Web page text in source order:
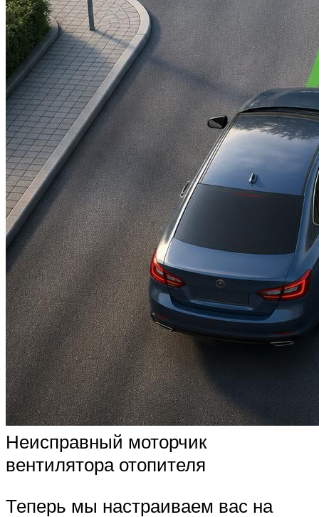
Неисправный моторчик
вентилятора отопителя
Теперь мы настраиваем вас на